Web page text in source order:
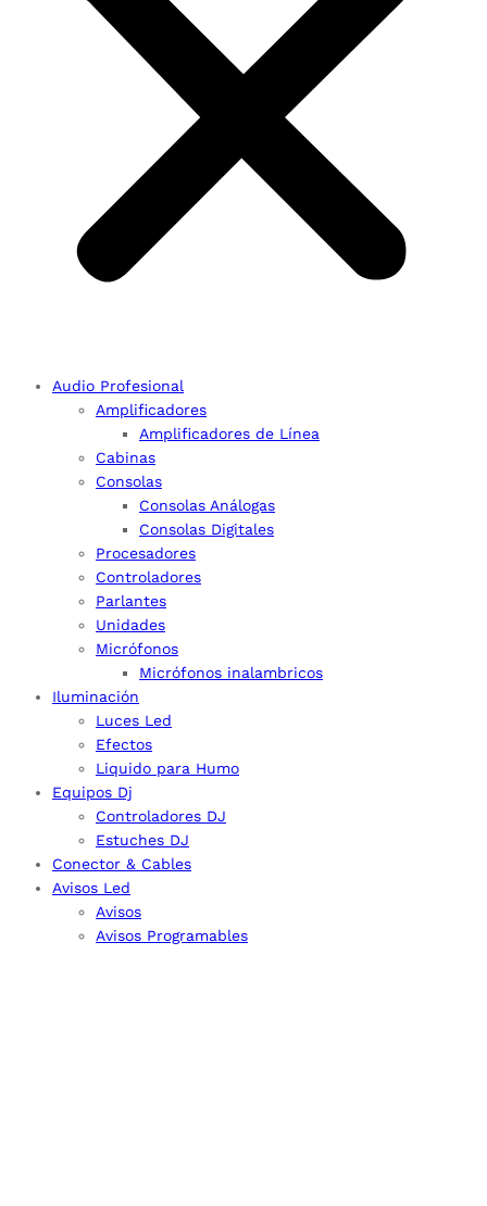
Audio Profesional
Amplificadores
Amplificadores de Línea
Cabinas
Consolas
Consolas Análogas
Consolas Digitales
Procesadores
Controladores
Parlantes
Unidades
Micrófonos
Micrófonos inalambricos
Iluminación
Luces Led
Efectos
Liquido para Humo
Equipos Dj
Controladores DJ
Estuches DJ
Conector & Cables
Avisos Led
Avisos
Avisos Programables